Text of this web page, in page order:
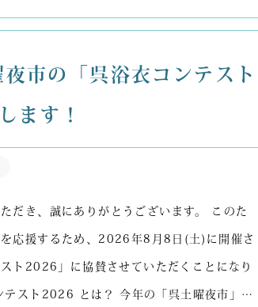
夜市の「呉浴衣コンテスト
ます！
だき、誠にありがとうございます。 このた
応援するため、2026年8月8日(土)に開催さ
ト2026」に協賛させていただくことになり
テスト2026 とは？ 今年の「呉土曜夜市」…